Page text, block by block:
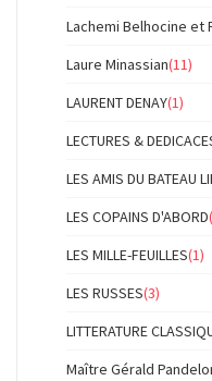
Lachemi Belhocine et
Laure Minassian(11)
LAURENT DENAY(1)
LECTURES &
LES AMIS DU BATEAU
LES COPAINS D'ABORD
LES MILLE-FEUILLES(1)
LES RUSSES(3)
LITTERATURE
Maître Gérald